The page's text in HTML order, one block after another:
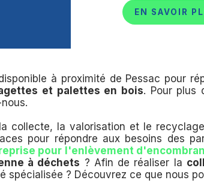
EN SAVOIR
à proximité de Pessac pour
et palettes en bois. Pour plus
collecte, la valorisation et le
pour répondre aux besoins des
pour l'enlèvement
à déchets ? Afin de réaliser la
spécialisée ? Découvrez ce que nous